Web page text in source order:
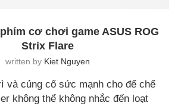
cơ chơi game ASUS ROG
Strix Flare
written by Kiet Nguyen
và củng cố sức mạnh cho đế chế
không thể không nhắc đến loạt